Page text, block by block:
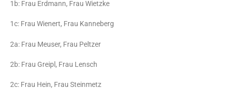
1b: Frau Erdmann, Frau Wietzke
1c: Frau Wienert, Frau Kanneberg
2a: Frau Meuser, Frau Peltzer
2b: Frau Greipl, Frau Lensch
2c: Frau Hein, Frau Steinmetz